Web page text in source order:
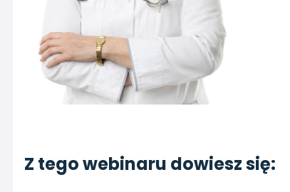
Z tego webinaru dowiesz się: